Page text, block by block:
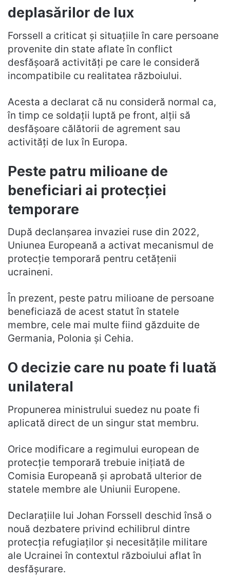
deplasărilor de lux
Forssell a criticat și situațiile în care persoane
provenite din state aflate în conflict
desfășoară activități pe care le consideră
incompatibile cu realitatea războiului.
Acesta a declarat că nu consideră normal ca,
în timp ce soldații luptă pe front, alții să
desfășoare călătorii de agrement sau
activități de lux în Europa.
Peste patru milioane de
beneficiari ai protecției
temporare
După declanșarea invaziei ruse din 2022,
Uniunea Europeană a activat mecanismul de
protecție temporară pentru cetățenii
ucraineni.
În prezent, peste patru milioane de persoane
beneficiază de acest statut în statele
membre, cele mai multe fiind găzduite de
Germania, Polonia și Cehia.
O decizie care nu poate fi luată
unilateral
Propunerea ministrului suedez nu poate fi
aplicată direct de un singur stat membru.
Orice modificare a regimului european de
protecție temporară trebuie inițiată de
Comisia Europeană și aprobată ulterior de
statele membre ale Uniunii Europene.
Declarațiile lui Johan Forssell deschid însă o
nouă dezbatere privind echilibrul dintre
protecția refugiaților și necesitățile militare
ale Ucrainei în contextul războiului aflat în
desfășurare.